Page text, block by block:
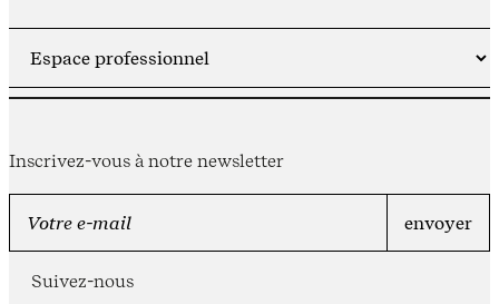
Inscrivez-vous à notre newsletter
Suivez-nous